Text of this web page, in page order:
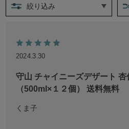
絞り込み
2024.3.30
守山 チャイニーズデザート 杏
（500ml×１２個） 送料無料
くま子